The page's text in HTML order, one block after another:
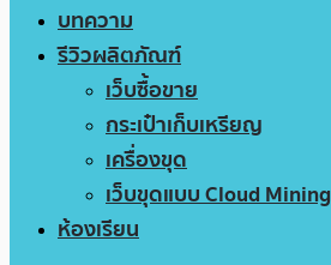
บทความ
รีวิวผลิตภัณฑ์
เว็บซื้อขาย
กระเป๋าเก็บเหรียญ
เครื่องขุด
เว็บขุดแบบ Cloud Mining
ห้องเรียน